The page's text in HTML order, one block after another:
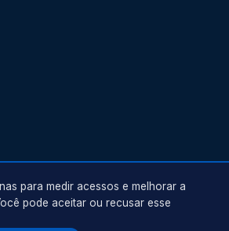
para medir acessos e melhorar a
pode aceitar ou recusar esse